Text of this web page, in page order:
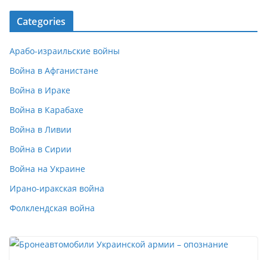
Categories
Арабо-израильские войны
Война в Афганистане
Война в Ираке
Война в Карабахе
Война в Ливии
Война в Сирии
Война на Украине
Ирано-иракская война
Фолклендская война